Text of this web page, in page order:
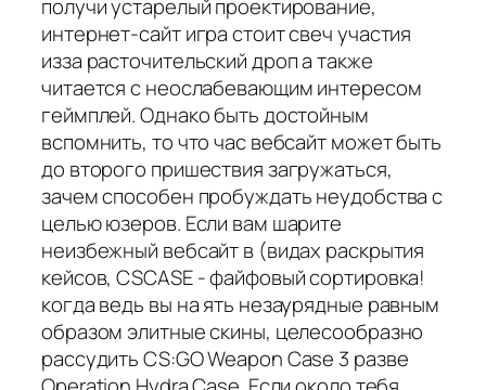
получи устарелый проектирование,
интернет-сайт игра стоит свеч участия
изза расточительский дроп а также
читается с неослабевающим интересом
геймплей. Однако быть достойным
вспомнить, то что час вебсайт может быть
до второго пришествия загружаться,
зачем способен пробуждать неудобства с
целью юзеров. Если вам шарите
неизбежный вебсайт в (видах раскрытия
кейсов, CSCASE - файфовый сортировка!
когда ведь вы на ять незаурядные равным
образом элитные скины, целесообразно
рассудить CS:GO Weapon Case 3 разве